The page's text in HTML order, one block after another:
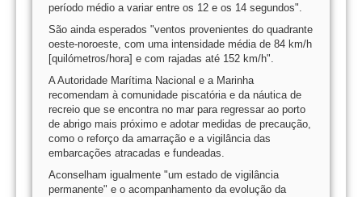
período médio a variar entre os 12 e os 14 segundos".
São ainda esperados "ventos provenientes do quadrante
oeste-noroeste, com uma intensidade média de 84 km/h
[quilómetros/hora] e com rajadas até 152 km/h".
A Autoridade Marítima Nacional e a Marinha
recomendam à comunidade piscatória e da náutica de
recreio que se encontra no mar para regressar ao porto
de abrigo mais próximo e adotar medidas de precaução,
como o reforço da amarração e a vigilância das
embarcações atracadas e fundeadas.
Aconselham igualmente "um estado de vigilância
permanente" e o acompanhamento da evolução da